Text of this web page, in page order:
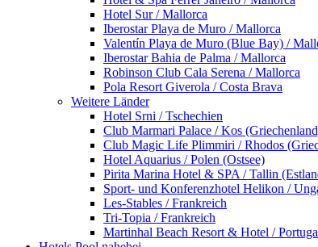
Hotel Sur / Mallorca
Iberostar Playa de Muro / Mallorca
Valentín Playa de Muro (Blue Bay) /
Iberostar Bahia de Palma / Mallorca
Robinson Club Cala Serena / Mallorca
Pola Resort Giverola / Costa Brava
Weitere Länder
Hotel Srni / Tschechien
Club Marmari Palace / Kos
Club Magic Life Plimmiri / Rhodos
Hotel Aquarius / Polen (Ostsee)
Pirita Marina Hotel & SPA / Tallin
Sport- und Konferenzhotel Helikon /
Les-Stables / Frankreich
Tri-Topia / Frankreich
Martinhal Beach Resort & Hotel /